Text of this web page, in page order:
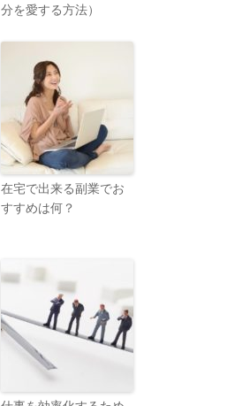
分を愛する方法）
在宅で出来る副業でお
すすめは何？